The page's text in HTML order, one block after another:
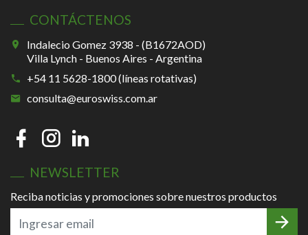
CONTÁCTENOS
Indalecio Gomez 3938 - (B1672AOD)
Villa Lynch - Buenos Aires - Argentina
+54 11 5628-1800 (líneas rotativas)
consulta@euroswiss.com.ar
NEWSLETTER
Reciba noticias y promociones sobre nuestros productos